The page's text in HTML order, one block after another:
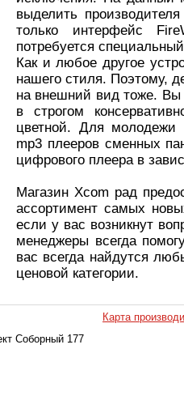
выделить
только интерфейс
потребуется
Как и любое другое
нашего стиля. Поэтому,
на внешний вид тоже. Вы
в строгом
цветной. Для молодежи
mp3 плееров сменных
цифрового плеера в
Магазин Xcom рад
ассортимент самых
если у вас возникнут
менеджеры всегда
вас всегда найдутся
ценовой категории.
Карта
Соборный 177